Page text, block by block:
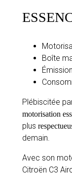
Boîte
Plébiscitée
motorisation
plus
demain.
Avec son
Citroën C3